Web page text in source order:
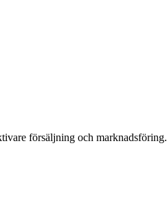
försäljning och marknadsföring.